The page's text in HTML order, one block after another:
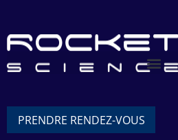
PRENDRE RENDEZ-VOUS